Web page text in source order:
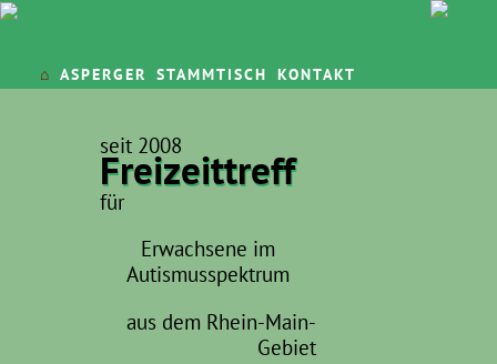
⌂ ASPERGER STAMMTISCH KONTAKT
seit 2008
Freizeittreff
für
Erwachsene im
Autismusspektrum
aus dem Rhein-Main-
Gebiet